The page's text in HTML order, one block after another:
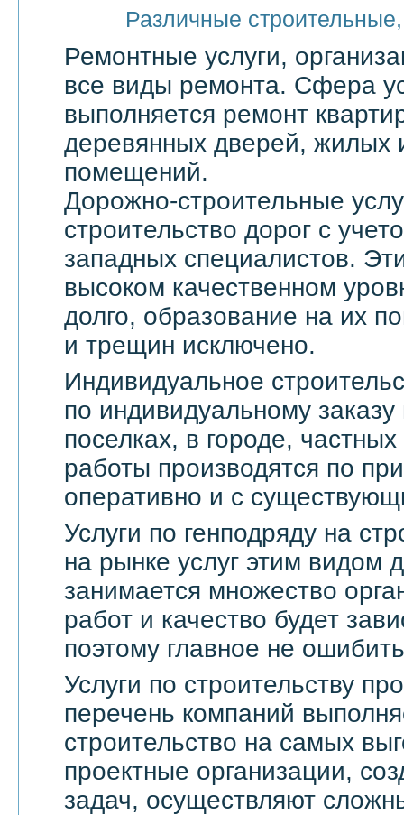
Различные
Ремонтные услуги,
все виды ремонта. Сфера
выполняется ремонт
деревянных дверей, жилых
помещений.
Дорожно-строительные
строительство дорог с
западных специалистов.
высоком качественном
долго, образование на их
и трещин исключено.
Индивидуальное
по индивидуальному
поселках, в городе,
работы производятся по
оперативно и с
Услуги по генподряду на
на рынке услуг этим видом
занимается множество
работ и качество будет
поэтому главное не
Услуги по строительству
перечень компаний
строительство на самых
проектные организации,
задач, осуществляют